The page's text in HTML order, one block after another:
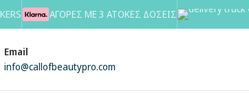
ΑΓΟΡΕΣ ΜΕ 3 ΑΤΟΚΕΣ ΔΟΣΕΙΣ
Email
info@callofbeautypro.com